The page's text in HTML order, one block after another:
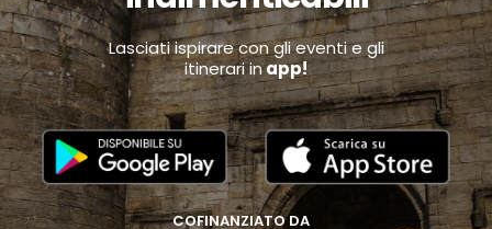
Lasciati ispirare con gli eventi e gli
itinerari inapp!
COFINANZIATO DA